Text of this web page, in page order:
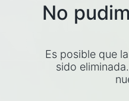
No
Es posible que
sido